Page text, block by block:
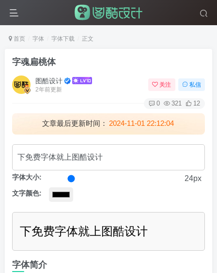
首页 字体 字体下载 正文
字魂扁桃体
图酷设计
2年前更新
关注 私信
0 321 12
文章最后更新时间： 2024-11-01 22:12:04
字体大小: 24px
文字颜色:
下免费字体就上图酷设计
字体简介